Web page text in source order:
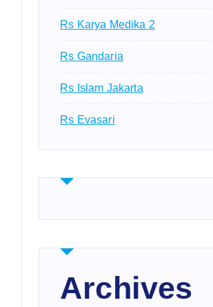
Rs Karya Medika 2
Rs Gandaria
Rs Islam Jakarta
Rs Evasari
Archives